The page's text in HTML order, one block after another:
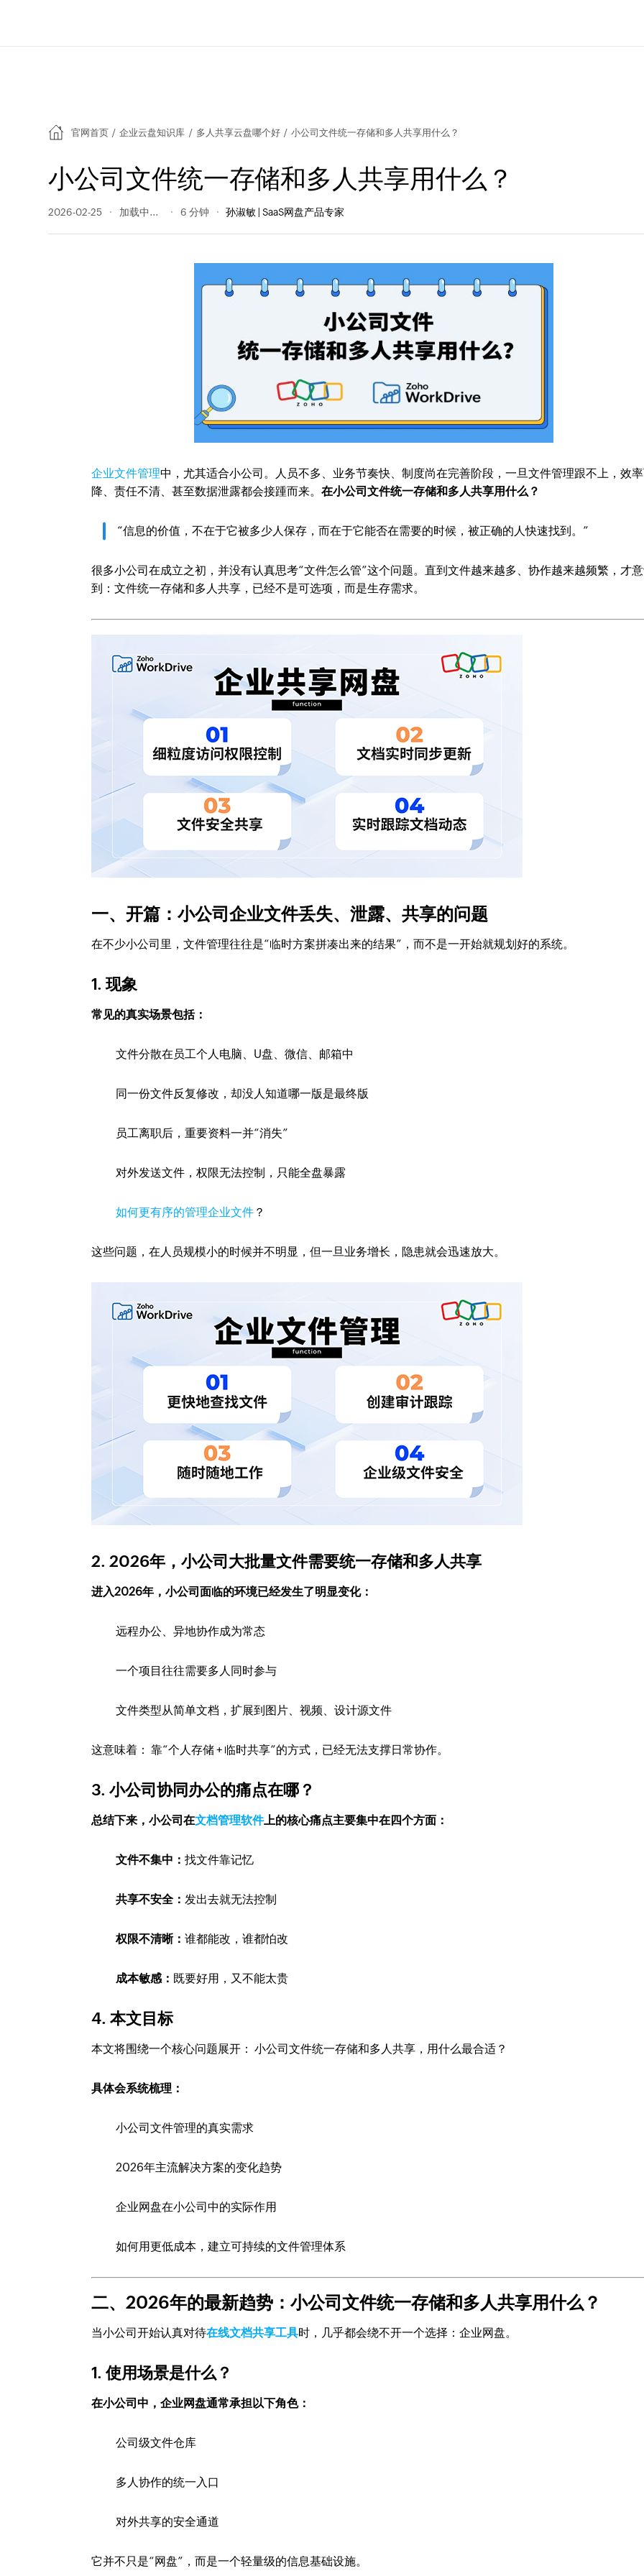
官网首页 / 企业云盘知识库 / 多人共享云盘哪个好 / 小公司文件统一存储和多人共享用什么？
小公司文件统一存储和多人共享用什么？
2026-02-25 55 阅读量 6 分钟 孙淑敏 | SaaS网盘产品专家
企业文件管理中，尤其适合小公司。人员不多、业务节奏快、制度尚在完善阶段，一旦文件管理跟不上，效
降、责任不清、甚至数据泄露都会接踵而来。在小公司文件统一存储和多人共享用什么？
“信息的价值，不在于它被多少人保存，而在于它能否在需要的时候，被正确的人快速找到。”
很多小公司在成立之初，并没有认真思考“文件怎么管”这个问题。直到文件越来越多、协作越来越频繁，才
到：文件统一存储和多人共享，已经不是可选项，而是生存需求。
一、开篇：小公司企业文件丢失、泄露、共享的问题
在不少小公司里，文件管理往往是“临时方案拼凑出来的结果”，而不是一开始就规划好的系统。
1. 现象
常见的真实场景包括：
文件分散在员工个人电脑、U盘、微信、邮箱中
同一份文件反复修改，却没人知道哪一版是最终版
员工离职后，重要资料一并“消失”
对外发送文件，权限无法控制，只能全盘暴露
如何更有序的管理企业文件 ？
这些问题，在人员规模小的时候并不明显，但一旦业务增长，隐患就会迅速放大。
2. 2026年，小公司大批量文件需要统一存储和多人共享
进入2026年，小公司面临的环境已经发生了明显变化：
远程办公、异地协作成为常态
一个项目往往需要多人同时参与
文件类型从简单文档，扩展到图片、视频、设计源文件
这意味着： 靠“个人存储 + 临时共享”的方式，已经无法支撑日常协作。
3. 小公司协同办公的痛点在哪？
总结下来，小公司在文档管理软件上的核心痛点主要集中在四个方面：
文件不集中：找文件靠记忆
共享不安全：发出去就无法控制
权限不清晰：谁都能改，谁都怕改
成本敏感： 既要好用，又不能太贵
4. 本文目标
本文将围绕一个核心问题展开： 小公司文件统一存储和多人共享，用什么最合适？
具体会系统梳理：
小公司文件管理的真实需求
2026年主流解决方案的变化趋势
企业网盘在小公司中的实际作用
如何用更低成本，建立可持续的文件管理体系
二、2026年的最新趋势：小公司文件统一存储和多人共享用什么？
当小公司开始认真对待在线文档共享工具时，几乎都会绕不开一个选择：企业网盘。
1. 使用场景是什么？
在小公司中，企业网盘通常承担以下角色：
公司级文件仓库
多人协作的统一入口
对外共享的安全通道
它并不只是“网盘”，而是一个轻量级的信息基础设施。